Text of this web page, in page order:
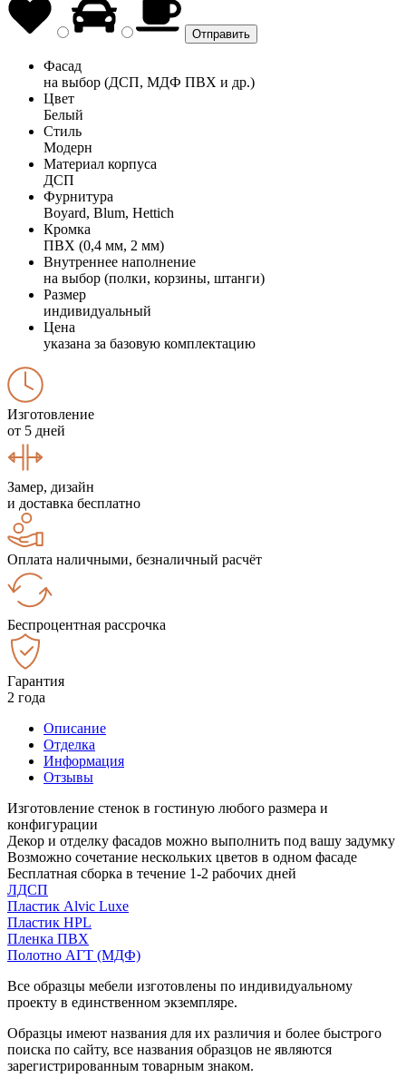
Фасад
на выбор (ДСП, МДФ ПВХ и др.)
Цвет
Белый
Стиль
Модерн
Материал корпуса
ДСП
Фурнитура
Boyard, Blum, Hettich
Кромка
ПВХ (0,4 мм, 2 мм)
Внутреннее наполнение
на выбор (полки, корзины, штанги)
Размер
индивидуальный
Цена
указана за базовую комплектацию
Изготовление
от 5 дней
Замер, дизайн
и доставка бесплатно
Оплата наличными, безналичный расчёт
Беспроцентная рассрочка
Гарантия
2 года
Описание
Отделка
Информация
Отзывы
Изготовление стенок в гостиную любого размера и
конфигурации
Декор и отделку фасадов можно выполнить под вашу задумку
Возможно сочетание нескольких цветов в одном фасаде
Бесплатная сборка в течение 1-2 рабочих дней
ЛДСП
Пластик Alvic Luxe
Пластик HPL
Пленка ПВХ
Полотно АГТ (МДФ)
Все образцы мебели изготовлены по индивидуальному
проекту в единственном экземпляре.
Образцы имеют названия для их различия и более быстрого
поиска по сайту, все названия образцов не являются
зарегистрированным товарным знаком.